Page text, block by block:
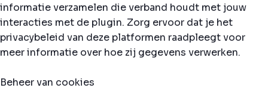
informatie verzamelen die verband houdt met jouw
interacties met de plugin. Zorg ervoor dat je het
privacybeleid van deze platformen raadpleegt voor
meer informatie over hoe zij gegevens verwerken.
Beheer van cookies